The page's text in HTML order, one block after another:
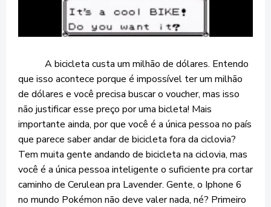
A bicicleta custa um milhão de dólares. Entendo
que isso acontece porque é impossível ter um milhão
de dólares e você precisa buscar o voucher, mas isso
não justificar esse preço por uma bicleta! Mais
importante ainda, por que você é a única pessoa no país
que parece saber andar de bicicleta fora da ciclovia?
Tem muita gente andando de bicicleta na ciclovia, mas
você é a única pessoa inteligente o suficiente pra cortar
caminho de Cerulean pra Lavender. Gente, o Iphone 6
no mundo Pokémon não deve valer nada, né? Primeiro